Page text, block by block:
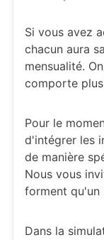
Si vous avez
chacun aura
mensualité.
comporte
Pour le
d'intégrer les
de manière
Nous vous
forment qu'un
Dans la